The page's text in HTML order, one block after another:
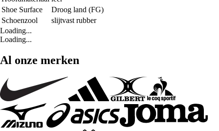
Shoe Surface
Droog land (FG)
Schoenzool
slijtvast rubber
Loading...
Loading...
Al onze merken